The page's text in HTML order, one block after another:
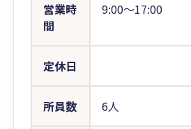
営業時
間
9:00〜17:00
定休日
所員数 6人